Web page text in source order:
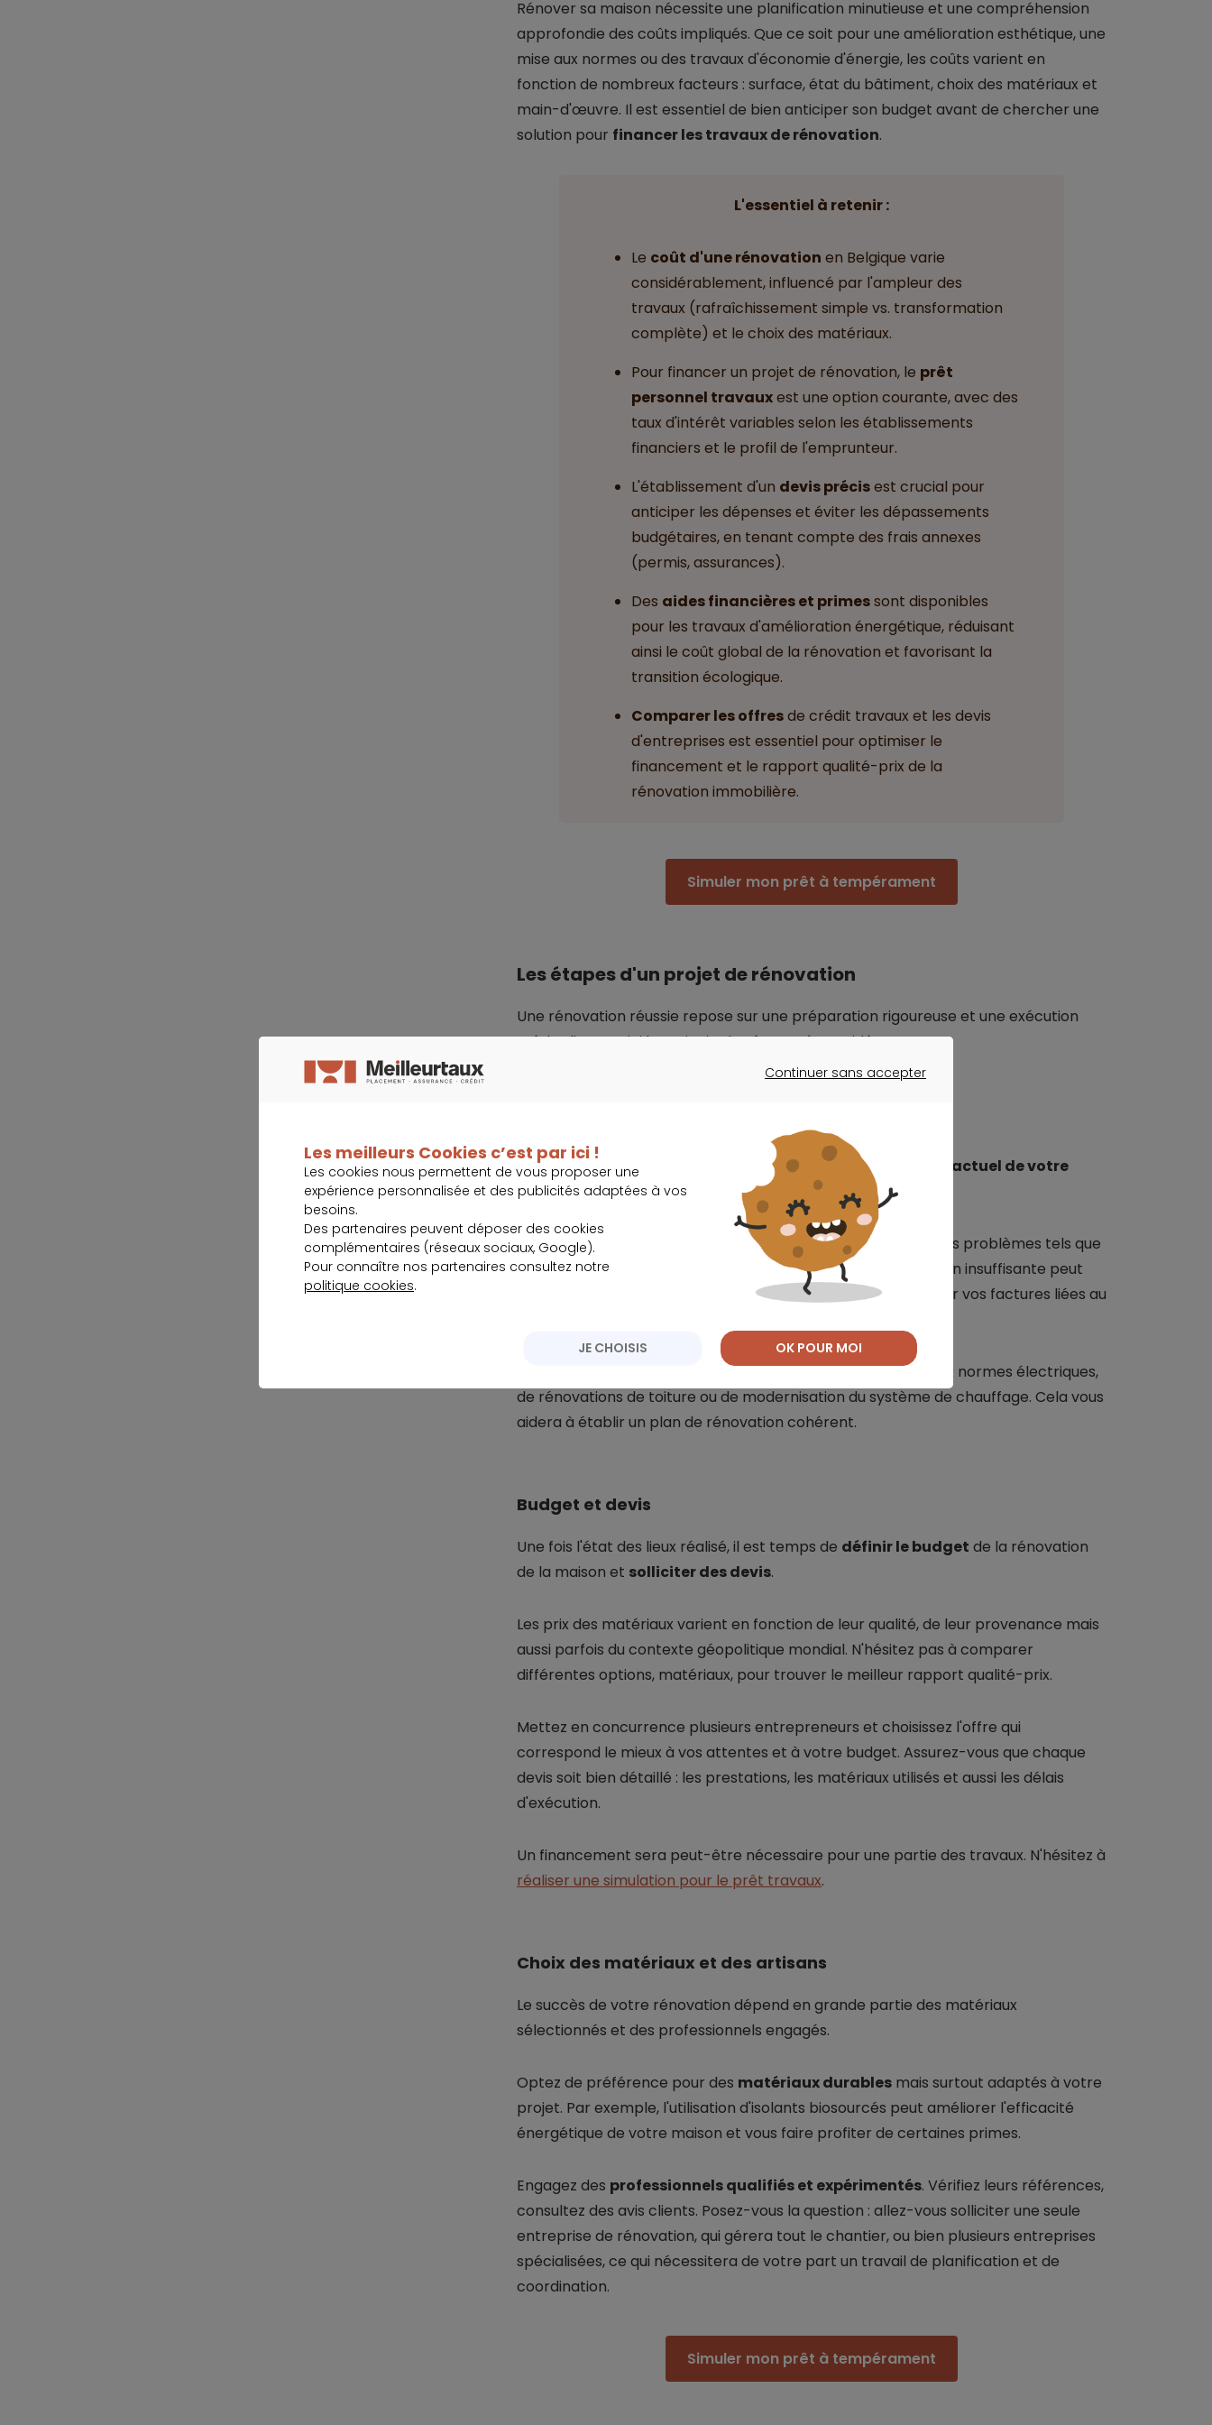
Rénover sa maison nécessite une planification minutieuse et une compréhension
approfondie des coûts impliqués. Que ce soit pour une amélioration esthétique, une
mise aux normes ou des travaux d'économie d'énergie, les coûts varient en
fonction de nombreux facteurs : surface, état du bâtiment, choix des matériaux et
main-d'œuvre. Il est essentiel de bien anticiper son budget avant de chercher une
solution pour financer les travaux de rénovation.
L'essentiel à retenir :
Le coût d'une rénovation en Belgique varie
considérablement, influencé par l'ampleur des
travaux (rafraîchissement simple vs. transformation
complète) et le choix des matériaux.
Pour financer un projet de rénovation, le prêt
personnel travauxest une option courante, avec des
taux d'intérêt variables selon les établissements
financiers et le profil de l'emprunteur.
L'établissement d'un devis précisest crucial pour
anticiper les dépenses et éviter les dépassements
budgétaires, en tenant compte des frais annexes
(permis, assurances).
Des aides financières et primessont disponibles
pour les travaux d'amélioration énergétique, réduisant
ainsi le coût global de la rénovation et favorisant la
transition écologique.
Comparer les offresde crédit travaux et les devis
d'entreprises est essentiel pour optimiser le
financement et le rapport qualité-prix de la
rénovation immobilière.
Simuler mon prêt à tempérament
Les étapes d'un projet de rénovation
Une rénovation réussie repose sur une préparation rigoureuse et une exécution
méthodique. Voici les principales étapes à considérer.
Avant d'entamer des travaux, il est essentiel d'
évaluer l'état actuel de votre
habitation.
Une inspection approfondie des murs permet de détecter des problèmes tels que
l'humidité, les fissures ou une isolation insuffisante. Une isolation insuffisante peut
entraîner des pertes énergétiques significatives et augmenter vos factures liées au
Identifiez les travaux prioritaires, qu'il s'agisse de mises aux normes électriques,
de rénovations de toiture ou de modernisation du système de chauffage. Cela vous
aidera à établir un plan de rénovation cohérent.
Budget et devis
Une fois l'état des lieux réalisé, il est temps de définir le budget de la rénovation
de la maison et solliciter des devis.
Les prix des matériaux varient en fonction de leur qualité, de leur provenance mais
aussi parfois du contexte géopolitique mondial. N'hésitez pas à comparer
différentes options, matériaux, pour trouver le meilleur rapport qualité-prix.
Mettez en concurrence plusieurs entrepreneurs et choisissez l'offre qui
correspond le mieux à vos attentes et à votre budget. Assurez-vous que chaque
devis soit bien détaillé : les prestations, les matériaux utilisés et aussi les délais
d'exécution.
Un financement sera peut-être nécessaire pour une partie des travaux. N'hésitez à
réaliser une simulation pour le prêt travaux.
Choix des matériaux et des artisans
Le succès de votre rénovation dépend en grande partie des matériaux
sélectionnés et des professionnels engagés.
Optez de préférence pour des matériaux durables mais surtout adaptés à votre
projet. Par exemple, l'utilisation d'isolants biosourcés peut améliorer l'efficacité
énergétique de votre maison et vous faire profiter de certaines primes.
Engagez des professionnels qualifiés et expérimentés. Vérifiez leurs références,
consultez des avis clients. Posez-vous la question : allez-vous solliciter une seule
entreprise de rénovation, qui gérera tout le chantier, ou bien plusieurs entreprises
spécialisées, ce qui nécessitera de votre part un travail de planification et de
coordination.
Simuler mon prêt à tempérament
Continuer sans accepter
Les meilleurs Cookies c’est par ici !
Les cookies nous permettent de vous proposer une
expérience personnalisée et des publicités adaptées à vos
besoins.
Des partenaires peuvent déposer des cookies
complémentaires (réseaux sociaux, Google).
Pour connaître nos partenaires consultez notre
politique cookies.
JE CHOISIS OK POUR MOI